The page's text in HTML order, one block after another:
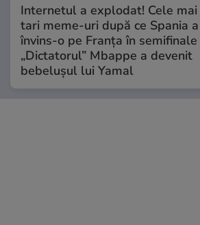
Internetul a explodat! Cele mai
tari meme-uri după ce Spania a
învins-o pe Franța în semifinale
„Dictatorul” Mbappe a devenit
bebelușul lui Yamal